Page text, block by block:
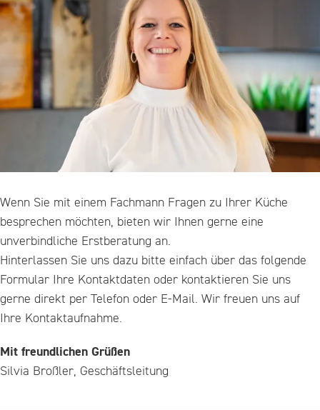
Wenn Sie mit einem Fachmann Fragen zu Ihrer Küche
besprechen möchten, bieten wir Ihnen gerne eine
unverbindliche Erstberatung an.
Hinterlassen Sie uns dazu bitte einfach über das folgende
Formular Ihre Kontaktdaten oder kontaktieren Sie uns
gerne direkt per Telefon oder E-Mail. Wir freuen uns auf
Ihre Kontaktaufnahme.
Mit freundlichen Grüßen
Silvia Broßler, Geschäftsleitung